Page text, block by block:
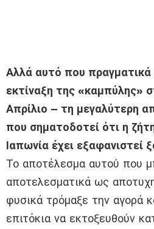
Αλλά αυτό που πραγματικά
εκτίναξη της «καμπύλης»
Απρίλιο – τη μεγαλύτερη
που σηματοδοτεί ότι η
Ιαπωνία έχει εξαφανιστεί
Το αποτέλεσμα αυτού που
αποτελεσματικά ως
φυσικά τρόμαξε την αγορά
επιτόκια να εκτοξευθούν